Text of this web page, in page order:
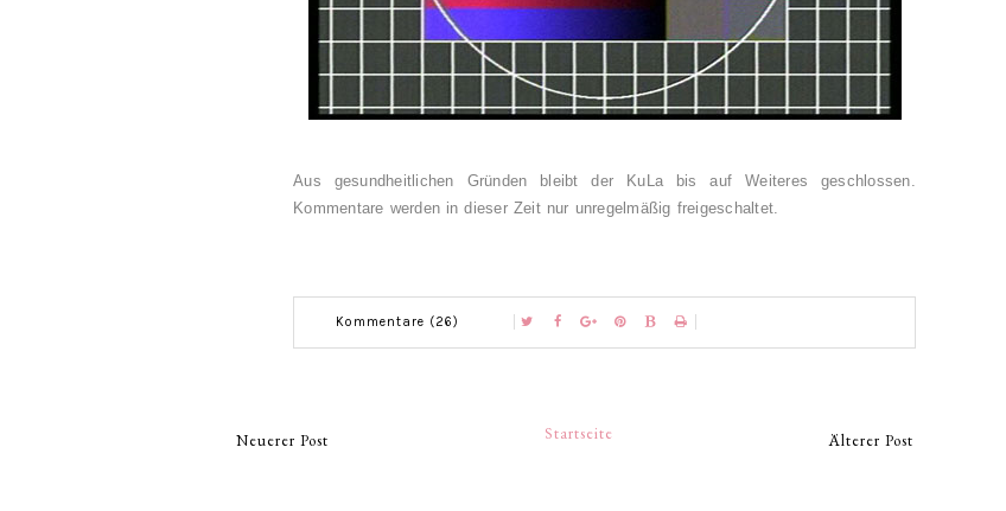
Aus gesundheitlichen Gründen bleibt der KuLa bis auf Weiteres geschlossen.
Kommentare werden in dieser Zeit nur unregelmäßig freigeschaltet.
Kommentare (26)
Neuerer Post Älterer Post
Startseite